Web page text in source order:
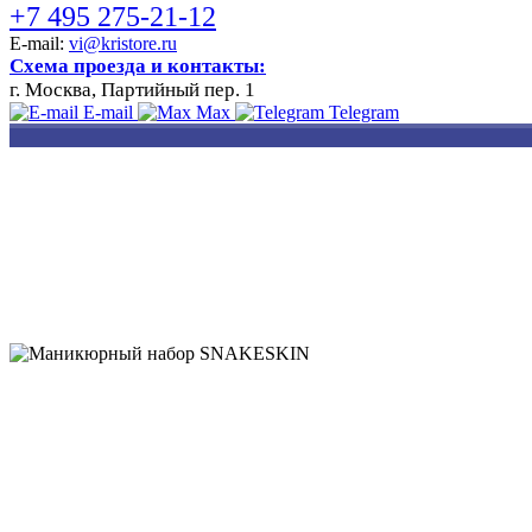
+7 495 275-21-12
E-mail: vi@kristore.ru
Схема проезда и контакты:
г. Москва, Партийный пер. 1
E-mail Max Telegram